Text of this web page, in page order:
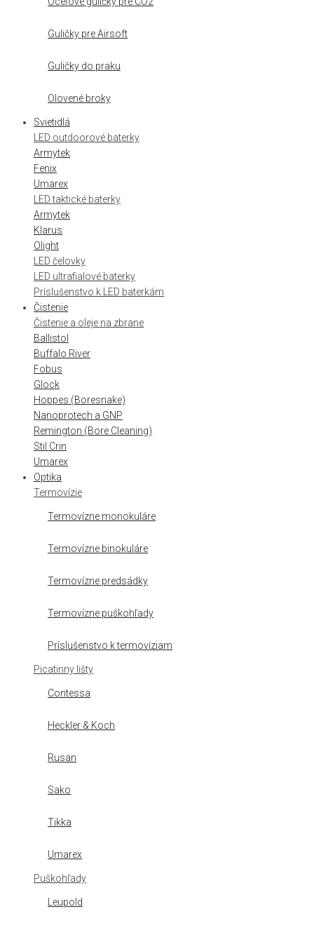
Guličky pre Airsoft
Guličky do praku
Olovené broky
Svietidlá
LED outdoorové baterky
Armytek
Fenix
Umarex
LED taktické baterky
Armytek
Klarus
Olight
LED čelovky
LED ultrafialové baterky
Príslušenstvo k LED baterkám
Čistenie
Čistenie a oleje na zbrane
Ballistol
Buffalo River
Fobus
Glock
Hoppes (Boresnake)
Nanoprotech a GNP
Remington (Bore Cleaning)
Stil Crin
Umarex
Optika
Termovízie
Termovízne monokuláre
Termovízne binokuláre
Termovízne predsádky
Termovízne puškohľady
Príslušenstvo k termovíziam
Picatinny lišty
Contessa
Heckler & Koch
Rusan
Sako
Tikka
Umarex
Puškohľady
Leupold